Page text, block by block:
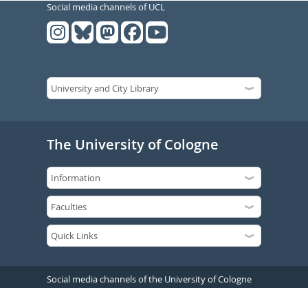
Social media channels of UCL
The University of Cologne
Social media channels of the University of Cologne